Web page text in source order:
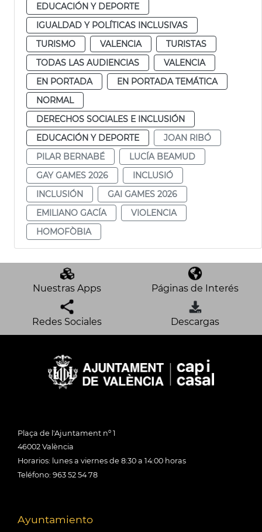
EDUCACIÓN Y DEPORTE
IGUALDAD Y POLÍTICAS INCLUSIVAS
TURISMO
VALENCIA
TURISTAS
TODAS LAS AUDIENCIAS
VALENCIA
EN PORTADA
EN PORTADA TEMÁTICA
NORMAL
DERECHOS SOCIALES E INCLUSIÓN
EDUCACIÓN Y DEPORTE
JOAN RIBÓ
PILAR BERNABÉ
LUCÍA BEAMUD
GAY GAMES 2026
INCLUSIÓ
INCLUSIÓN
GAI GAMES 2026
EMILIANO GACÍA
VIOLENCIA
HOMOFÒBIA
Nuestras Apps Páginas de Interés
Redes Sociales Descargas
Plaça de l'Ajuntament nº 1
46002 València
Horarios: lunes a viernes de 8:30 a 14:00 horas
Teléfono: 963 52 54 78
Ayuntamiento